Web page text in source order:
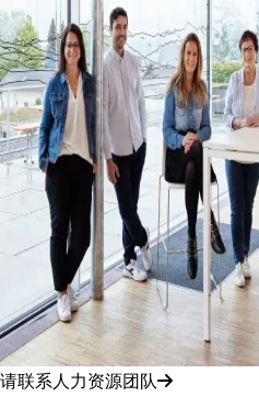
请联系人力资源团队